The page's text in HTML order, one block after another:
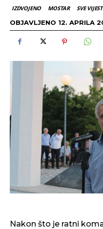
IZDVOJENO MOSTAR SVE
OBJAVLJENO 12. APRILA
Nakon što je ratni